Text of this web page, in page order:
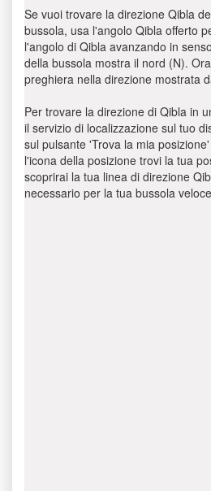
Se vuoi trovare la direzione Qibla
bussola, usa l'angolo Qibla offerto
l'angolo di Qibla avanzando in
della bussola mostra il nord (N).
preghiera nella direzione mostrata
Per trovare la direzione di Qibla in
il servizio di localizzazione sul tuo
sul pulsante 'Trova la mia
l'icona della posizione trovi la tua
scoprirai la tua linea di direzione
necessario per la tua bussola